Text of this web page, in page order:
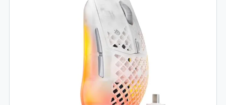
編集部レビュー